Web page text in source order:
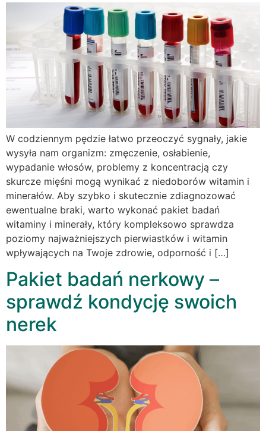
W codziennym pędzie łatwo przeoczyć sygnały, jakie
wysyła nam organizm: zmęczenie, osłabienie,
wypadanie włosów, problemy z koncentracją czy
skurcze mięśni mogą wynikać z niedoborów witamin i
minerałów. Aby szybko i skutecznie zdiagnozować
ewentualne braki, warto wykonać pakiet badań
witaminy i minerały, który kompleksowo sprawdza
poziomy najważniejszych pierwiastków i witamin
wpływających na Twoje zdrowie, odporność i […]
Pakiet badań nerkowy –
sprawdź kondycję swoich
nerek